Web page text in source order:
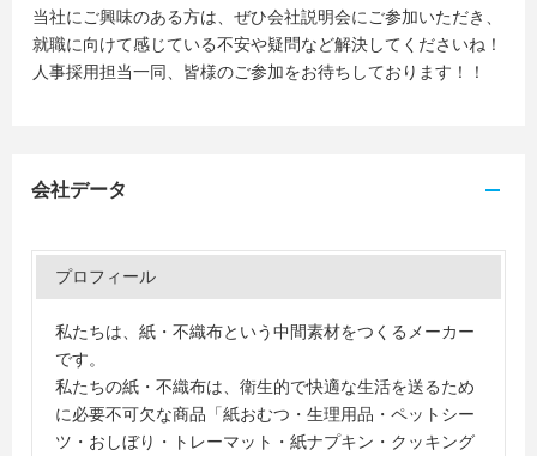
当社にご興味のある方は、ぜひ会社説明会にご参加いただき、
就職に向けて感じている不安や疑問など解決してくださいね！
人事採用担当一同、皆様のご参加をお待ちしております！！
会社データ
プロフィール
私たちは、紙・不織布という中間素材をつくるメーカー
です。
私たちの紙・不織布は、衛生的で快適な生活を送るため
に必要不可欠な商品「紙おむつ・生理用品・ペットシー
ツ・おしぼり・トレーマット・紙ナプキン・クッキング